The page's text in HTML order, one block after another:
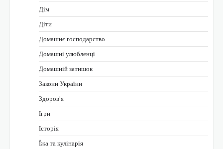
Дім
Діти
Домашнє господарство
Домашні улюбленці
Домашній затишок
Закони України
Здоров'я
Ігри
Історія
Їжа та кулінарія